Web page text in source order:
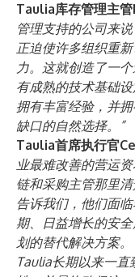
Taulia库存管理主
管理支持的公司来
正迫使许多组织重
力。这就创造了一
有成熟的技术基础
拥有丰富经验，并
缺口的自然选择。”
Taulia首席执行官
业最难改善的营运
链和采购主管那里
告诉我们，他们面
期、日益增长的安
划的替代解决方案。
Taulia长期以来一